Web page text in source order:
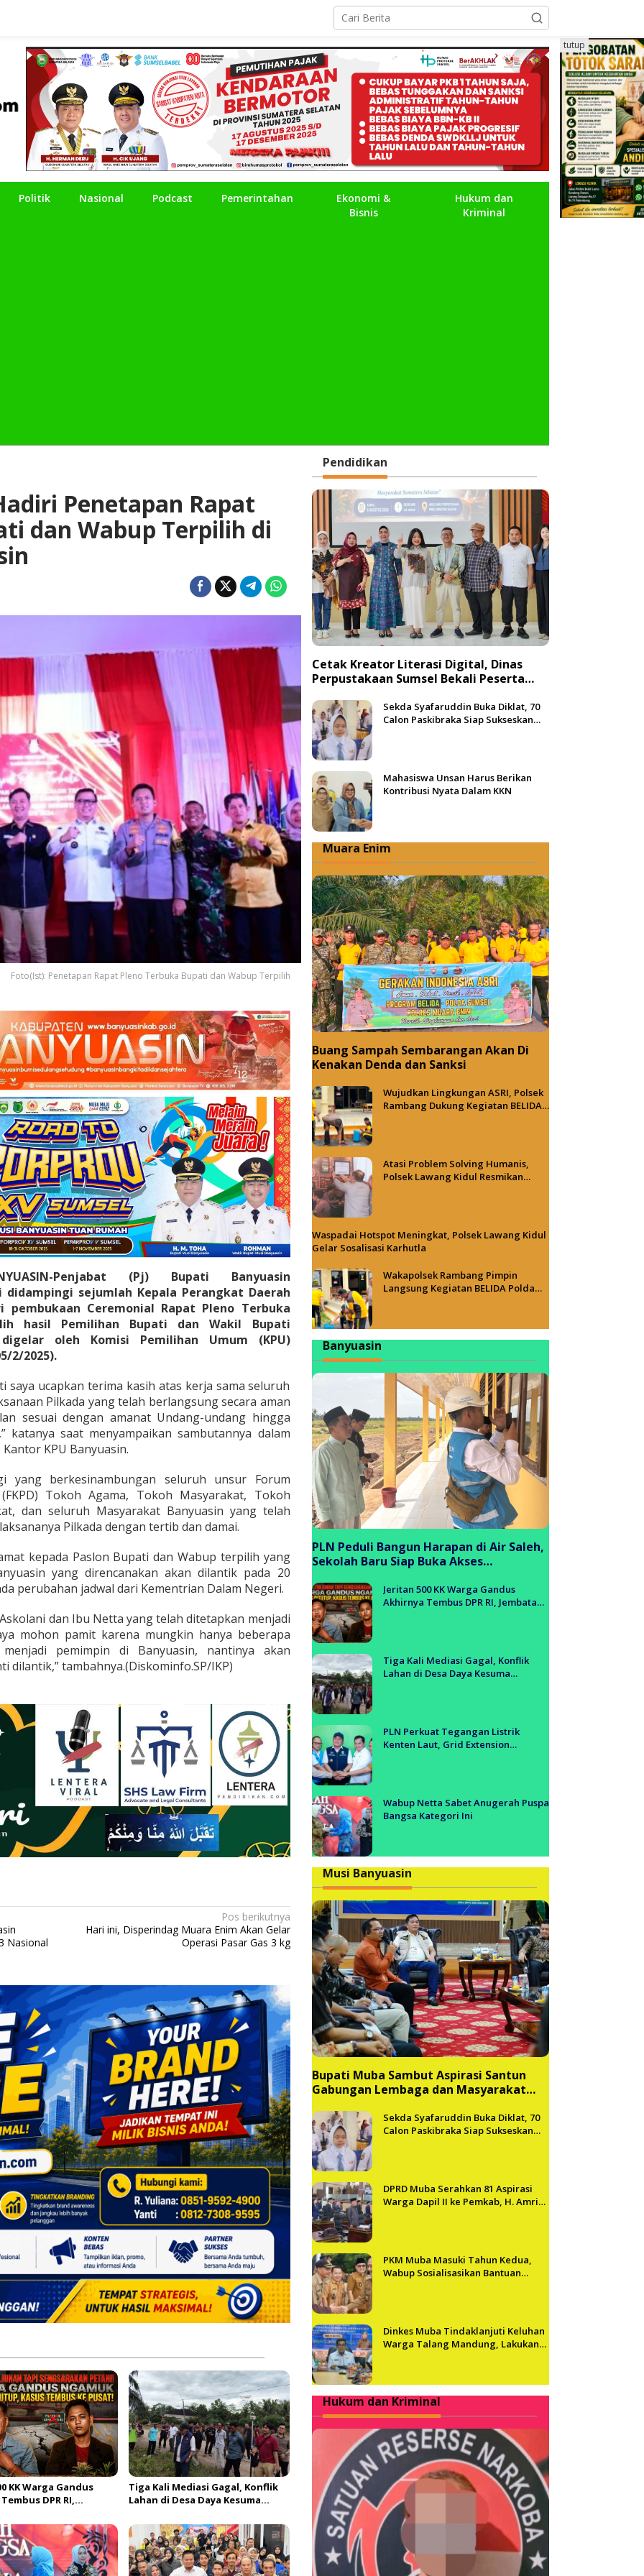
Politik Nasional Podcast Pemerintahan
Ekonomi &
Bisnis
Hukum dan
Kriminal
tutup
Penetapan Rapat
dan Wabup Terpilih di
Foto(Ist): Penetapan Rapat Pleno Terbuka Bupati dan Wabup Terpilih
Penjabat (Pj) Bupati Banyuasin
didampingi sejumlah Kepala Perangkat Daerah
pembukaan Ceremonial Rapat Pleno Terbuka
hasil Pemilihan Bupati dan Wakil Bupati
oleh Komisi Pemilihan Umum (KPU)
2/2025).
saya ucapkan terima kasih atas kerja sama seluruh
Pilkada yang telah berlangsung secara aman
sesuai dengan amanat Undang-undang hingga
katanya saat menyampaikan sambutannya dalam
KPU Banyuasin.
yang berkesinambungan seluruh unsur Forum
Tokoh Agama, Tokoh Masyarakat, Tokoh
dan seluruh Masyarakat Banyuasin yang telah
Pilkada dengan tertib dan damai.
kepada Paslon Bupati dan Wabup terpilih yang
yang direncanakan akan dilantik pada 20
perubahan jadwal dari Kementrian Dalam Negeri.
dan Ibu Netta yang telah ditetapkan menjadi
mohon pamit karena mungkin hanya beberapa
pemimpin di Banyuasin, nantinya akan
dilantik,” tambahnya.(Diskominfo.SP/IKP)
Nasional
Pos berikutnya
Hari ini, Disperindag Muara Enim Akan Gelar
Operasi Pasar Gas 3 kg
KK Warga Gandus
DPR RI,
Tiga Kali Mediasi Gagal, Konflik
Lahan di Desa Daya Kesuma
dan BPN
Pendidikan
Cetak Kreator Literasi Digital, Dinas
Perpustakaan Sumsel Bekali Peserta
Sekda Syafaruddin Buka Diklat, 70
Calon Paskibraka Siap Sukseskan
Mahasiswa Unsan Harus Berikan
Kontribusi Nyata Dalam KKN
Muara Enim
Buang Sampah Sembarangan Akan Di
Kenakan Denda dan Sanksi
Wujudkan Lingkungan ASRI, Polsek
Rambang Dukung Kegiatan BELIDA
Atasi Problem Solving Humanis,
Polsek Lawang Kidul Resmikan
Waspadai Hotspot Meningkat, Polsek Lawang Kidul
Gelar Sosalisasi Karhutla
Wakapolsek Rambang Pimpin
Langsung Kegiatan BELIDA Polda
Banyuasin
PLN Peduli Bangun Harapan di Air Saleh,
Sekolah Baru Siap Buka Akses
Banyuasin
Jeritan 500 KK Warga Gandus
Akhirnya Tembus DPR RI, Jembatan
Tiga Kali Mediasi Gagal, Konflik
Lahan di Desa Daya Kesuma
PLN Perkuat Tegangan Listrik
Kenten Laut, Grid Extension
Wabup Netta Sabet Anugerah Puspa
Bangsa Kategori Ini
Musi Banyuasin
Bupati Muba Sambut Aspirasi Santun
Gabungan Lembaga dan Masyarakat
Sekda Syafaruddin Buka Diklat, 70
Calon Paskibraka Siap Sukseskan
DPRD Muba Serahkan 81 Aspirasi
Warga Dapil II ke Pemkab, H. Amri
PKM Muba Masuki Tahun Kedua,
Wabup Sosialisasikan Bantuan
Dinkes Muba Tindaklanjuti Keluhan
Warga Talang Mandung, Lakukan
Hukum dan Kriminal